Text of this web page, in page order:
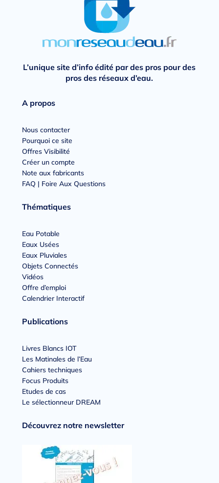
L’unique site d’info édité par des pros pour des
pros des réseaux d’eau.
A propos
Nous contacter
Pourquoi ce site
Offres Visibilité
Créer un compte
Note aux fabricants
FAQ | Foire Aux Questions
Thématiques
Eau Potable
Eaux Usées
Eaux Pluviales
Objets Connectés
Vidéos
Offre d’emploi
Calendrier Interactif
Publications
Livres Blancs IOT
Les Matinales de l’Eau
Cahiers techniques
Focus Produits
Etudes de cas
Le sélectionneur DREAM
Découvrez notre newsletter